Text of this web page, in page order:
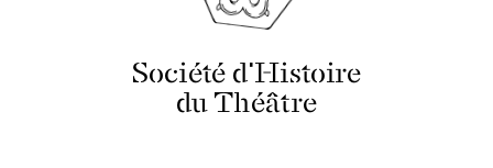
Société d'Histoire
du Théâtre